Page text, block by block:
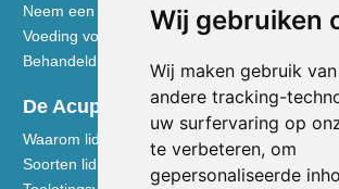
Wij gebruiken
Wij maken gebruik
andere tracking-
uw surfervaring op
te verbeteren, om
gepersonaliseerde
Neem een kijkje in de praktijk
Voeding volgens de Vijf Elementen
Behandeldisciplines - TCG
De Acupuncturist
Waarom lid worden van de NVA
Soorten lidmaatschap NVA